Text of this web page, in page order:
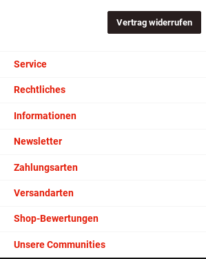
Vertrag widerrufen
Service
Rechtliches
Informationen
Newsletter
Zahlungsarten
Versandarten
Shop-Bewertungen
Unsere Communities